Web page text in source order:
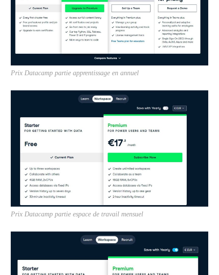
Prix Datacamp partie apprentissage en annuel
Prix Datacamp partie espace de travail mensuel